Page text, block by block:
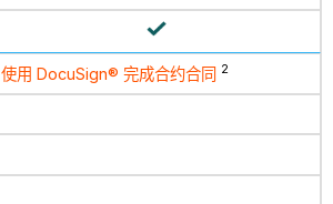
使用 DocuSign® 完成合约合同 2